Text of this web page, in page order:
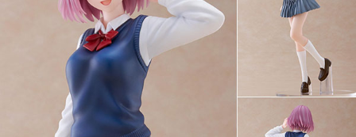
宅配-離島(澎湖/金門/馬祖)-木棉花樂園專用
黑貓宅配-貨到付款
每筆NT$150